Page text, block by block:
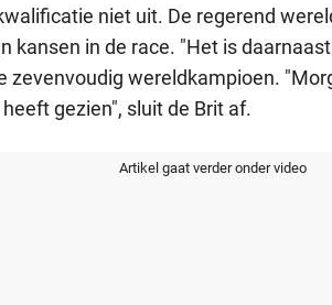
niet uit. De regerend
kansen in de race. "Het is
zevenvoudig wereldkampioen.
gezien", sluit de Brit af.
Artikel gaat verder onder video